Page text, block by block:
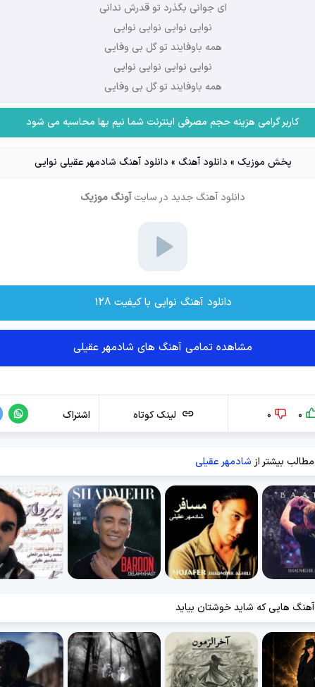
ای جوانی بگذرد تو قدرش ندانی
نوایی نوایی نوایی نوایی
همه باوفایند تو گل بی وفایی
نوایی نوایی نوایی نوایی
همه باوفایند تو گل بی وفایی
کاربر گرامی هزینه حجم مصرفی اینترنت شما نیم بها محاسبه می شود
پخش موزیک » دانلود آهنگ » دانلود آهنگ شادمهر عقیلی نوایی
دانلود آهنگ جدیددر سایت آونگ موزیک
دانلود آهنگ نوایی با کیفیت ۱۲۸
مشاهده تمامی آهنگ های شادمهر عقیلی
0
0 لینک کوتاه اشتراک
مطالب بیشتر از شادمهر عقیلی
آهنگ هایی که شاید خوشتان بیاید